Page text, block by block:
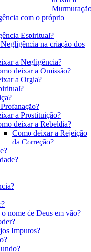
com o próprio
Espiritual?
na criação dos
a Negligência?
deixar a Omissão?
a Orgia?
a Prostituição?
deixar a Rebeldia?
Como deixar a Rejeição
da Correção?
nome de Deus em vão?
Impuros?